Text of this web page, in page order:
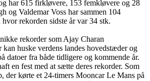
har 615 firkløvere, 153 femkløvere og 28
og Valdemar Voss har sammen 104
rekorden sidste år var 34 stk.
rekorder som Ajay Charan
kan huske verdens landes hovedstæder og
datoer fra både tidligere og kommende år.
en fest med at sætte deres rekorder. Som
der kørte et 24-timers Mooncar Le Mans på